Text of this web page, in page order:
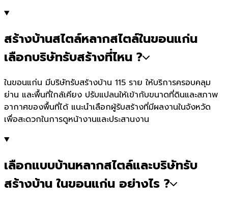
สร้างบ้านสไตล์หลากสไตล์ในขอนแก่น
เลือกบริษัทรับสร้างที่ไหน ?
ในขอนแก่น มีบริษัทรับสร้างบ้าน 115 ราย ให้บริการครอบคลุม
ย่าน และพื้นที่ใกล้เคียง ปรับแปลนให้เข้ากับขนาดที่ดินและสภาพ
อากาศของพื้นที่ได้ แนะนำเลือกผู้รับสร้างที่มีผลงานในจังหวัด
เพื่อสะดวกในการดูหน้างานและประสานงาน
เลือกแบบบ้านหลากสไตล์และบริษัทรับ
สร้างบ้าน ในขอนแก่น อย่างไร ?